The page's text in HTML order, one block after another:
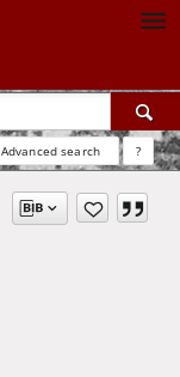
Advanced search ?